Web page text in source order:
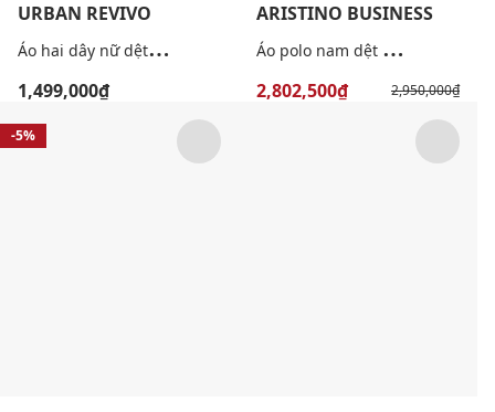
URBAN REVIVO
Á
o hai dây nữ dệt kim phối nơ phom ôm
1,499,000₫
ARISTINO BUSINESS
Á
o polo nam dệt kim cổ bẻ tay ngắn
2,802,500₫ 2,950,000₫
-5%